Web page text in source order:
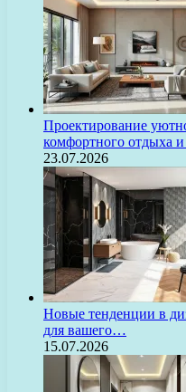
Проектирование
комфортного отдыха
23.07.2026
Новые тенденции в
для вашего…
15.07.2026